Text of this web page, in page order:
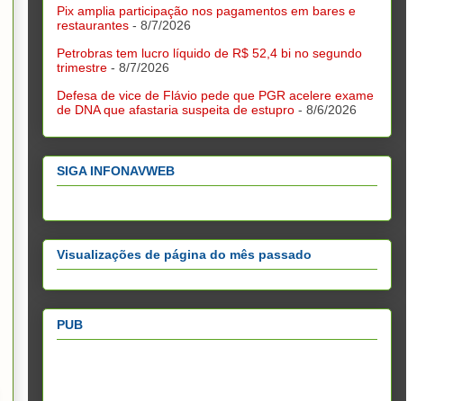
Pix amplia participação nos pagamentos em bares e
restaurantes - 8/7/2026
Petrobras tem lucro líquido de R$ 52,4 bi no segundo
trimestre - 8/7/2026
Defesa de vice de Flávio pede que PGR acelere exame
de DNA que afastaria suspeita de estupro - 8/6/2026
SIGA INFONAVWEB
Visualizações de página do mês passado
PUB